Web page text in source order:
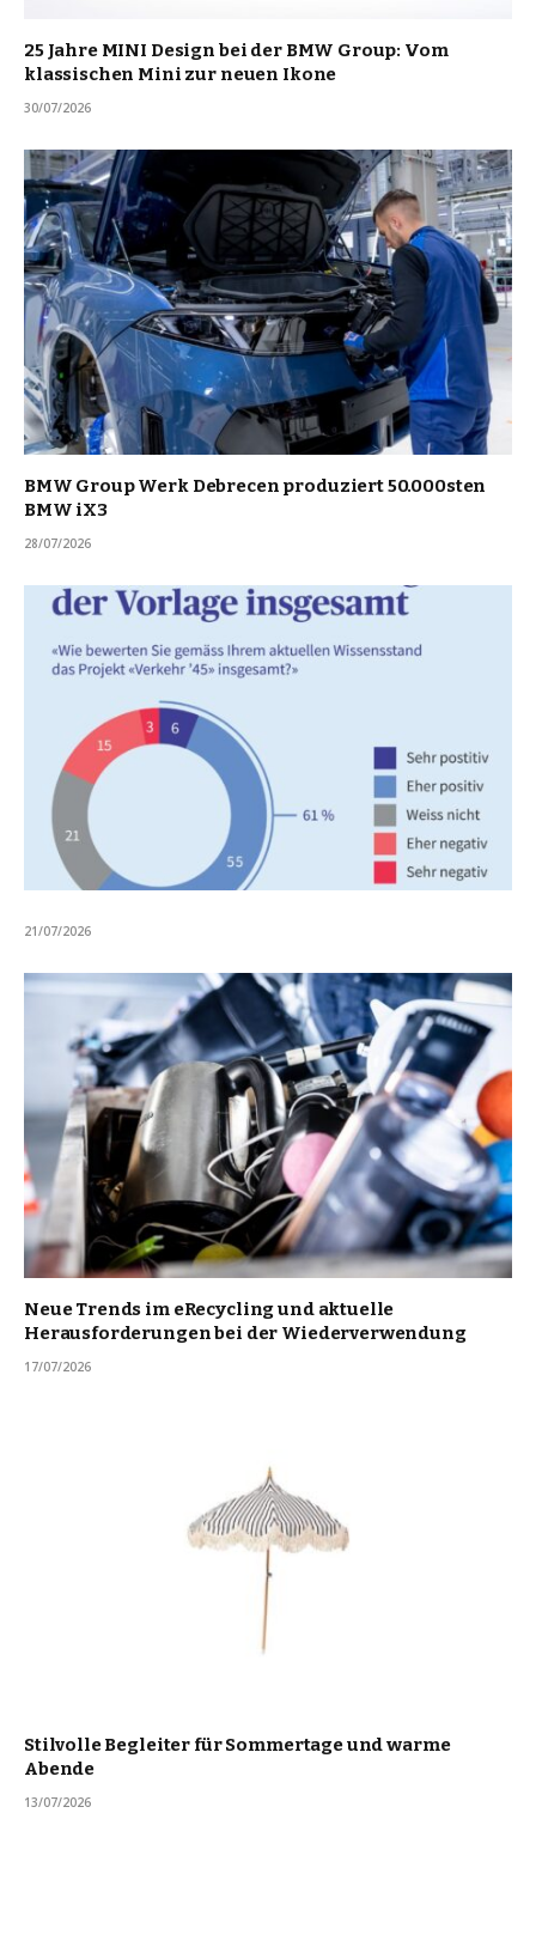
25 Jahre MINI Design bei der BMW Group: Vom
klassischen Mini zur neuen Ikone
30/07/2026
BMW Group Werk Debrecen produziert 50.000sten
BMW iX3
28/07/2026
21/07/2026
Neue Trends im eRecycling und aktuelle
Herausforderungen bei der Wiederverwendung
17/07/2026
Stilvolle Begleiter für Sommertage und warme
Abende
13/07/2026